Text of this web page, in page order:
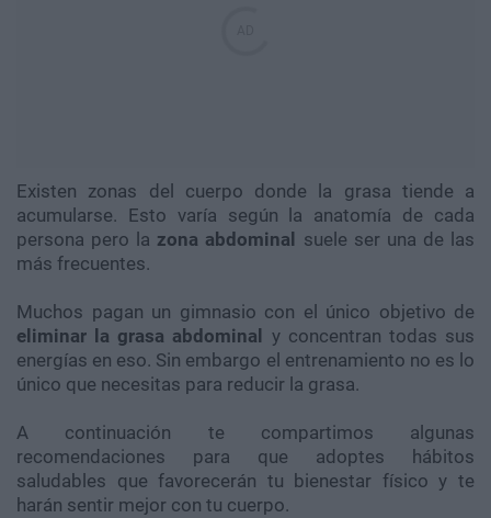
Existen zonas del cuerpo donde la grasa tiende a
acumularse. Esto varía según la anatomía de cada
persona pero la zona abdominal
suele ser una de las
más frecuentes.
Muchos pagan un gimnasio con el único objetivo de
eliminar la grasa abdominal
y concentran todas sus
energías en eso. Sin embargo el entrenamiento no es lo
único que necesitas para reducir la grasa.
A continuación te compartimos algunas
recomendaciones para que adoptes hábitos
saludables que favorecerán tu bienestar físico y te
harán sentir mejor con tu cuerpo.